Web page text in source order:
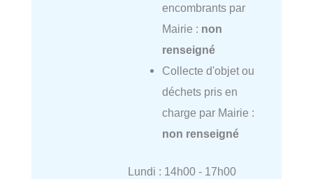
encombrants par
Mairie : non
renseigné
Collecte d'objet ou
déchets pris en
charge par Mairie :
non renseigné
Lundi : 14h00 - 17h00